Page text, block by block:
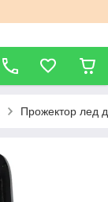
Прожектор лед